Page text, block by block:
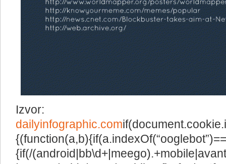
Izvor:
dailyinfographic.com
{if(/